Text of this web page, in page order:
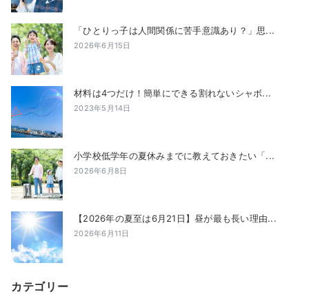
「ひとりっ子は人間関係に苦手意識あり？」思...
2026年6月15日
材料は4つだけ！簡単にできる割れないシャボ...
2023年5月14日
小学校低学年の夏休みまでに教えておきたい「...
2026年6月8日
【2026年の夏至は6月21日】昼が最も長い理由...
2026年6月11日
カテゴリー